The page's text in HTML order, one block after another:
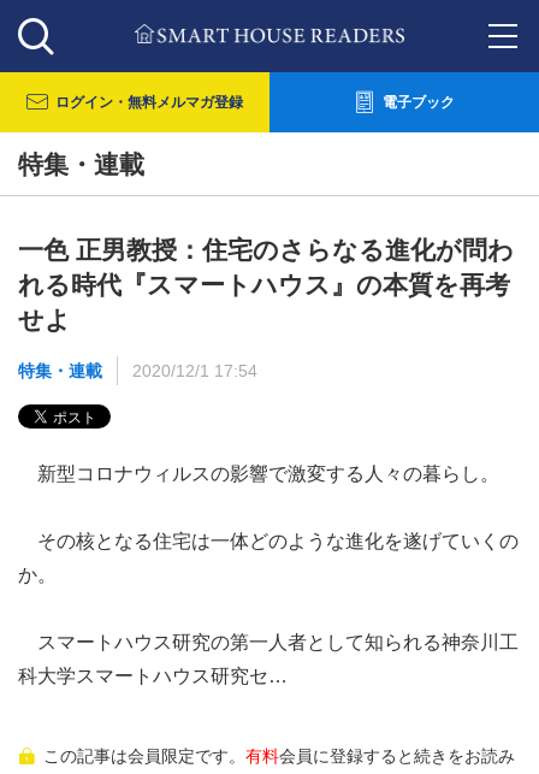
ログイン・ 無料メルマガ登録 電子ブック
特集・連載
一色 正男教授：住宅のさらなる進化が問わ
れる時代『スマートハウス』の本質を再考
せよ
特集・連載 2020/12/1 17:54
新型コロナウィルスの影響で激変する人々の暮らし。
その核となる住宅は一体どのような進化を遂げていくの
か。
スマートハウス研究の第一人者として知られる神奈川工
科大学スマートハウス研究セ…
この記事は会員限定です。 有料会員に登録すると続きをお読み